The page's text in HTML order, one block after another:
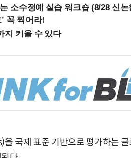
소수정예 실습 워크숍 (8/28 신논
국제 표준 기반으로 평가하는